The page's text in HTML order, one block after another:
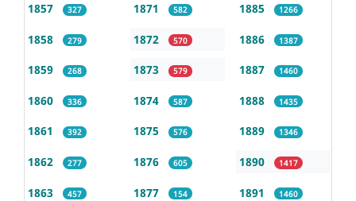
1857 327
1858 279
1859 268
1860 336
1861 392
1862 277
1863 457
1871 582
1872 570
1873 579
1874 587
1875 576
1876 605
1877 154
1885 1266
1886 1387
1887 1460
1888 1435
1889 1346
1890 1417
1891 1460